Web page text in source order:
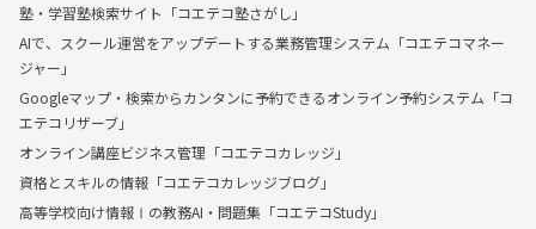
塾・学習塾検索サイト「コエテコ塾さがし」
AIで、スクール運営をアップデートする業務管理システム「コエテコマネー
ジャー」
Googleマップ・検索からカンタンに予約できるオンライン予約システム「コ
エテコリザーブ」
オンライン講座ビジネス管理「コエテコカレッジ」
資格とスキルの情報「コエテコカレッジブログ」
高等学校向け情報Ⅰの教務AI・問題集「コエテコStudy」